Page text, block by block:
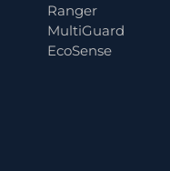
Ranger
MultiGuard
EcoSense